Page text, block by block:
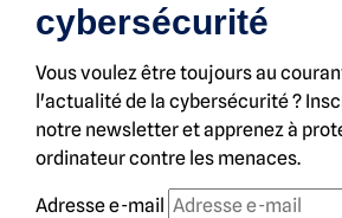
cybersécurité
Vous voulez être toujours au
l'actualité de la cybersécurité ?
notre newsletter et apprenez à
ordinateur contre les menaces.
Adresse e-mail